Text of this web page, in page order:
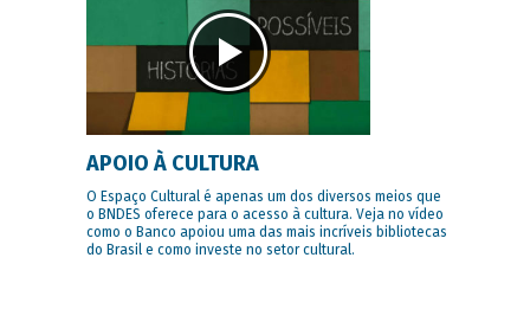
APOIO À CULTURA
O Espaço Cultural é apenas um dos diversos meios que
o BNDES oferece para o acesso à cultura. Veja no vídeo
como o Banco apoiou uma das mais incríveis bibliotecas
do Brasil e como investe no setor cultural.